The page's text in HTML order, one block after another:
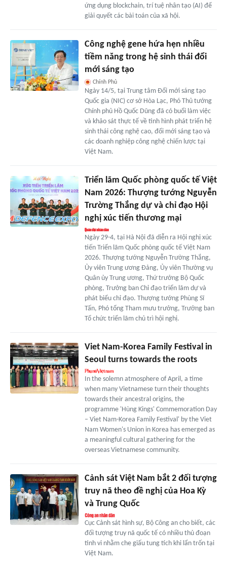
ứng dụng blockchain, trí tuệ nhân tạo (AI) để
giải quyết các bài toán của xã hội.
Công nghệ gene hứa hẹn nhiều
tiềm năng trong hệ sinh thái đổi
mới sáng tạo
Chính Phủ
Ngày 14/5, tại Trung tâm Đổi mới sáng tạo
Quốc gia (NIC) cơ sở Hòa Lạc, Phó Thủ tướng
Chính phủ Hồ Quốc Dũng đã có buổi làm việc
và khảo sát thực tế về tình hình phát triển hệ
sinh thái công nghệ cao, đổi mới sáng tạo và
các doanh nghiệp công nghệ chiến lược tại
Việt Nam.
Triển lãm Quốc phòng quốc tế Việt
Nam 2026: Thượng tướng Nguyễn
Trường Thắng dự và chỉ đạo Hội
nghị xúc tiến thương mại
Ngày 29-4, tại Hà Nội đã diễn ra Hội nghị xúc
tiến Triển lãm Quốc phòng quốc tế Việt Nam
2026. Thượng tướng Nguyễn Trường Thắng,
Ủy viên Trung ương Đảng, Ủy viên Thường vụ
Quân ủy Trung ương, Thứ trưởng Bộ Quốc
phòng, Trưởng ban Chỉ đạo triển lãm dự và
phát biểu chỉ đạo. Thượng tướng Phùng Sĩ
Tấn, Phó tổng Tham mưu trưởng, Trưởng ban
Tổ chức triển lãm chủ trì hội nghị.
Viet Nam-Korea Family Festival in
Seoul turns towards the roots
In the solemn atmosphere of April, a time
when many Vietnamese turn their thoughts
towards their ancestral origins, the
programme 'Hùng Kings' Commemoration Day
– Viet Nam-Korea Family Festival' by the Viet
Nam Women's Union in Korea has emerged as
a meaningful cultural gathering for the
overseas Vietnamese community.
Cảnh sát Việt Nam bắt 2 đối tượng
truy nã theo đề nghị của Hoa Kỳ
và Trung Quốc
Cục Cảnh sát hình sự, Bộ Công an cho biết, các
đối tượng truy nã quốc tế có nhiều thủ đoạn
tinh vi nhằm che giấu tung tích khi lẩn trốn tại
Việt Nam.